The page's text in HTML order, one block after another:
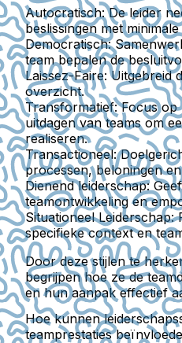
Autocratisch: De leider
beslissingen met
Democratisch:
team bepalen de
Laissez-Faire: Uitgebreid
overzicht.
Transformatief: Focus op
uitdagen van teams om
realiseren.
Transactioneel:
processen, beloningen
Dienend leiderschap:
teamontwikkeling en
Situationeel Leiderschap:
specifieke context en
Door deze stijlen te
begrijpen hoe ze de
en hun aanpak effectief
Hoe kunnen
teamprestaties